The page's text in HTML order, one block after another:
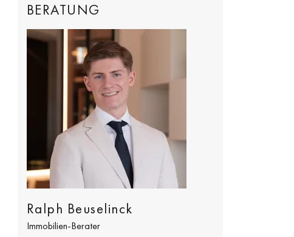
BERATUNG
Ralph Beuselinck
Immobilien-Berater